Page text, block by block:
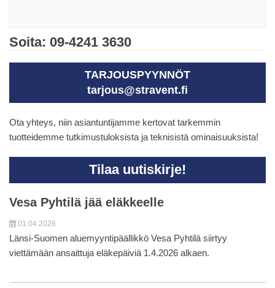
Soita: 09-4241 3630
TARJOUSPYYNNÖT
tarjous@stravent.fi
Ota yhteys, niin asiantuntijamme kertovat tarkemmin
tuotteidemme tutkimustuloksista ja teknisistä ominaisuuksista!
Tilaa uutiskirje!
Vesa Pyhtilä jää eläkkeelle
01.04.2026
Länsi-Suomen aluemyyntipäällikkö Vesa Pyhtilä siirtyy
viettämään ansaittuja eläkepäiviä 1.4.2026 alkaen.